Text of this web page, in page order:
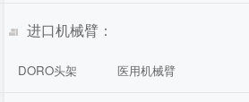
进口机械臂：
DORO头架 医用机械臂